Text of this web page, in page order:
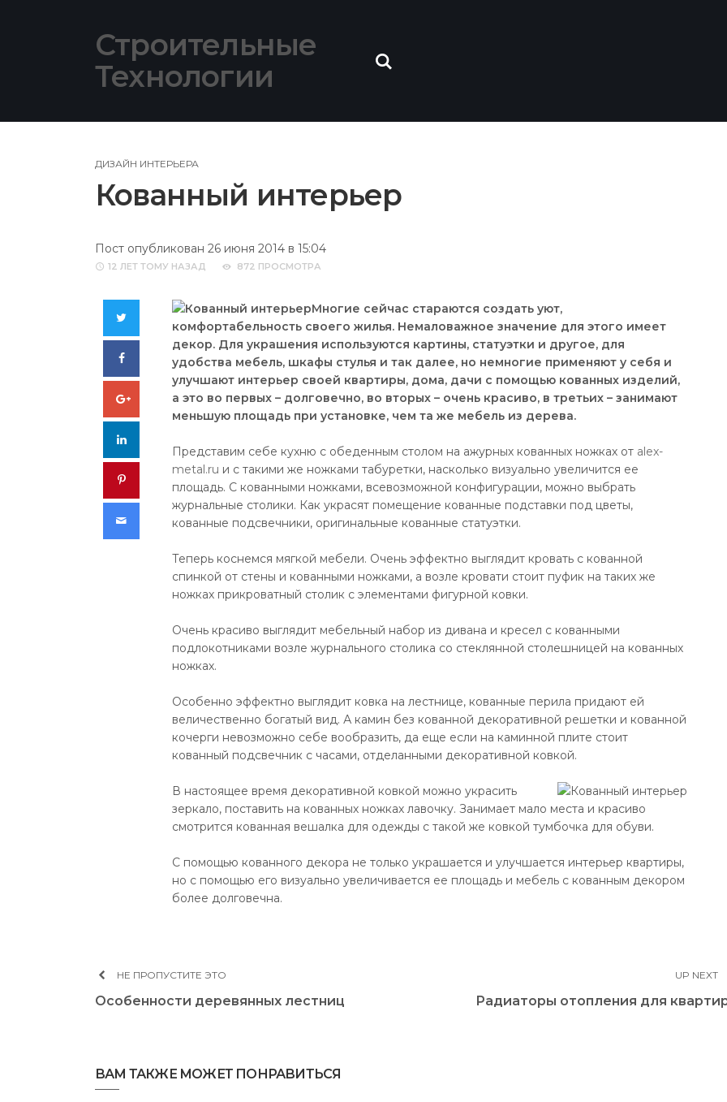
Строительные
Технологии
ДИЗАЙН ИНТЕРЬЕРА
Кованный интерьер
Пост опубликован 26 июня 2014 в 15:04
12 ЛЕТ ТОМУ НАЗАД 872 ПРОСМОТРА
Facebook
Google+
Многие сейчас стараются создать уют,
комфортабельность своего жилья. Немаловажное значение для этого имеет
декор. Для украшения используются картины, статуэтки и другое, для
удобства мебель, шкафы стулья и так далее, но немногие применяют у себя и
улучшают интерьер своей квартиры, дома, дачи с помощью кованных изделий,
а это во первых – долговечно, во вторых – очень красиво, в третьих – занимают
меньшую площадь при установке, чем та же мебель из дерева.
Представим себе кухню с обеденным столом на ажурных кованных ножках от alex-
metal.ru и с такими же ножками табуретки, насколько визуально увеличится ее
площадь. С кованными ножками, всевозможной конфигурации, можно выбрать
журнальные столики. Как украсят помещение кованные подставки под цветы,
кованные подсвечники, оригинальные кованные статуэтки.
Теперь коснемся мягкой мебели. Очень эффектно выглядит кровать с кованной
спинкой от стены и кованными ножками, а возле кровати стоит пуфик на таких же
ножках прикроватный столик с элементами фигурной ковки.
Очень красиво выглядит мебельный набор из дивана и кресел с кованными
подлокотниками возле журнального столика со стеклянной столешницей на кованных
ножках.
Особенно эффектно выглядит ковка на лестнице, кованные перила придают ей
величественно богатый вид. А камин без кованной декоративной решетки и кованной
кочерги невозможно себе вообразить, да еще если на каминной плите стоит
кованный подсвечник с часами, отделанными декоративной ковкой.
В настоящее время декоративной ковкой можно украсить
зеркало, поставить на кованных ножках лавочку. Занимает мало места и красиво
смотрится кованная вешалка для одежды с такой же ковкой тумбочка для обуви.
С помощью кованного декора не только украшается и улучшается интерьер квартиры,
но с помощью его визуально увеличивается ее площадь и мебель с кованным декором
более долговечна.
НЕ ПРОПУСТИТЕ ЭТО
Особенности деревянных лестниц
UP NEXT
Радиаторы отопления для
ВАМ ТАКЖЕ МОЖЕТ ПОНРАВИТЬСЯ